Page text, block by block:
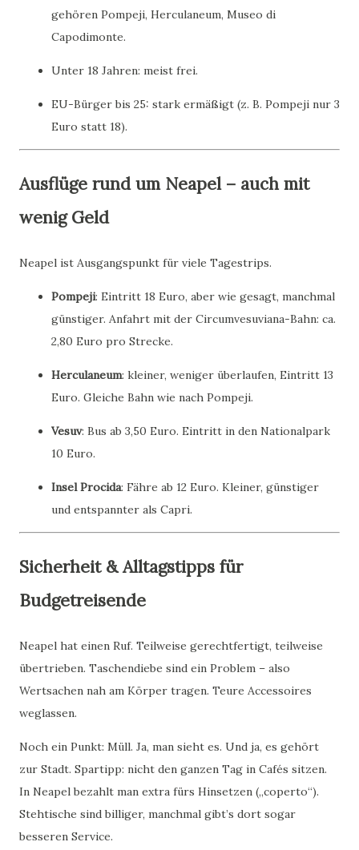
gehören Pompeji, Herculaneum, Museo di
Capodimonte.
Unter 18 Jahren: meist frei.
EU-Bürger bis 25: stark ermäßigt (z. B. Pompeji nur 3
Euro statt 18).
Ausflüge rund um Neapel – auch mit
wenig Geld
Neapel ist Ausgangspunkt für viele Tagestrips.
Pompeji: Eintritt 18 Euro, aber wie gesagt, manchmal
günstiger. Anfahrt mit der Circumvesuviana-Bahn: ca.
2,80 Euro pro Strecke.
Herculaneum: kleiner, weniger überlaufen, Eintritt 13
Euro. Gleiche Bahn wie nach Pompeji.
Vesuv: Bus ab 3,50 Euro. Eintritt in den Nationalpark
10 Euro.
Insel Procida: Fähre ab 12 Euro. Kleiner, günstiger
und entspannter als Capri.
Sicherheit & Alltagstipps für
Budgetreisende
Neapel hat einen Ruf. Teilweise gerechtfertigt, teilweise
übertrieben. Taschendiebe sind ein Problem – also
Wertsachen nah am Körper tragen. Teure Accessoires
weglassen.
Noch ein Punkt: Müll. Ja, man sieht es. Und ja, es gehört
zur Stadt. Spartipp: nicht den ganzen Tag in Cafés sitzen.
In Neapel bezahlt man extra fürs Hinsetzen („coperto“).
Stehtische sind billiger, manchmal gibt’s dort sogar
besseren Service.